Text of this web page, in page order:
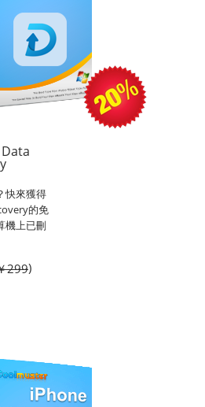
快來獲得
的免
機上已刪
299)